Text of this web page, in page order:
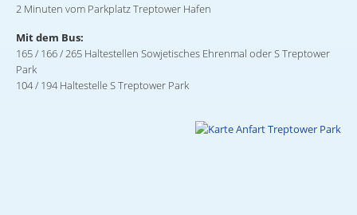
2 Minuten vom Parkplatz Treptower Hafen
Mit dem Bus:
165 / 166 / 265 Haltestellen Sowjetisches Ehrenmal oder S Treptower
Park
104 / 194 Haltestelle S Treptower Park